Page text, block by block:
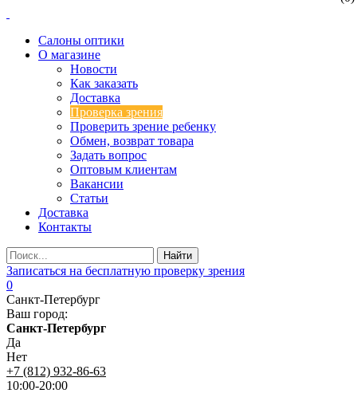
Салоны оптики
О магазине
Новости
Как заказать
Доставка
Проверка зрения
Проверить зрение ребенку
Обмен, возврат товара
Задать вопрос
Оптовым клиентам
Вакансии
Статьи
Доставка
Контакты
Записаться на бесплатную проверку зрения
0
Санкт-Петербург
Ваш город:
Санкт-Петербург
Да
Нет
+7 (812) 932-86-63
10:00-20:00